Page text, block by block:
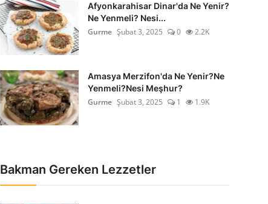
Afyonkarahisar Dinar'da Ne Yenir?
Ne Yenmeli? Nesi...
Gurme Şubat 3, 2025 0 2.2K
Amasya Merzifon'da Ne Yenir?Ne
Yenmeli?Nesi Meşhur?
Gurme Şubat 3, 2025 1 1.9K
Bakman Gereken Lezzetler